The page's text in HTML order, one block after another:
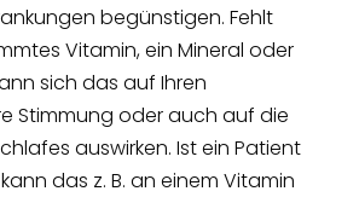
begünstigen. Fehlt
Vitamin, ein Mineral oder
sich das auf Ihren
Stimmung oder auch auf die
auswirken. Ist ein Patient
das z. B. an einem Vitamin